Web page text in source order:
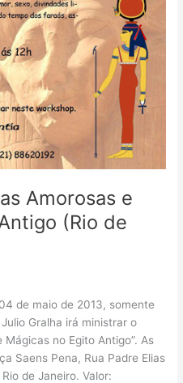
Amorosas e
(Rio de
de maio de 2013, somente
Gralha irá ministrar o
no Egito Antigo”. As
Saens Pena, Rua Padre Elias
de Janeiro. Valor: